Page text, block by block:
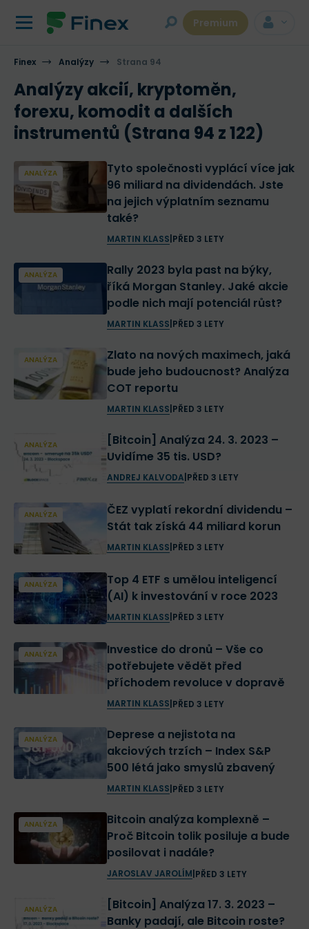
Premium
Finex Analýzy Strana 94
Analýzy akcií, kryptoměn,
forexu, komodit a dalších
instrumentů (Strana 94 z 122)
ANALÝZA
Tyto společnosti vyplácí více jak
96 miliard na dividendách. Jste
na jejich výplatním seznamu
také?
MARTIN KLASS PŘED 3 LETY
ANALÝZA
Rally 2023 byla past na býky,
říká Morgan Stanley. Jaké akcie
podle nich mají potenciál růst?
MARTIN KLASS PŘED 3 LETY
ANALÝZA
Zlato na nových maximech, jaká
bude jeho budoucnost? Analýza
COT reportu
MARTIN KLASS PŘED 3 LETY
ANALÝZA
[Bitcoin] Analýza 24. 3. 2023 –
Uvidíme 35 tis. USD?
ANDREJ KALVODA PŘED 3 LETY
ANALÝZA
ČEZ vyplatí rekordní dividendu –
Stát tak získá 44 miliard korun
MARTIN KLASS PŘED 3 LETY
ANALÝZA
Top 4 ETF s umělou inteligencí
(AI) k investování v roce 2023
MARTIN KLASS PŘED 3 LETY
ANALÝZA
Investice do dronů – Vše co
potřebujete vědět před
příchodem revoluce v dopravě
MARTIN KLASS PŘED 3 LETY
ANALÝZA
Deprese a nejistota na
akciových trzích – Index S&P
500 létá jako smyslů zbavený
MARTIN KLASS PŘED 3 LETY
ANALÝZA
Bitcoin analýza komplexně –
Proč Bitcoin tolik posiluje a bude
posilovat i nadále?
JAROSLAV JAROLÍM PŘED 3 LETY
ANALÝZA
[Bitcoin] Analýza 17. 3. 2023 –
Banky padají, ale Bitcoin roste?